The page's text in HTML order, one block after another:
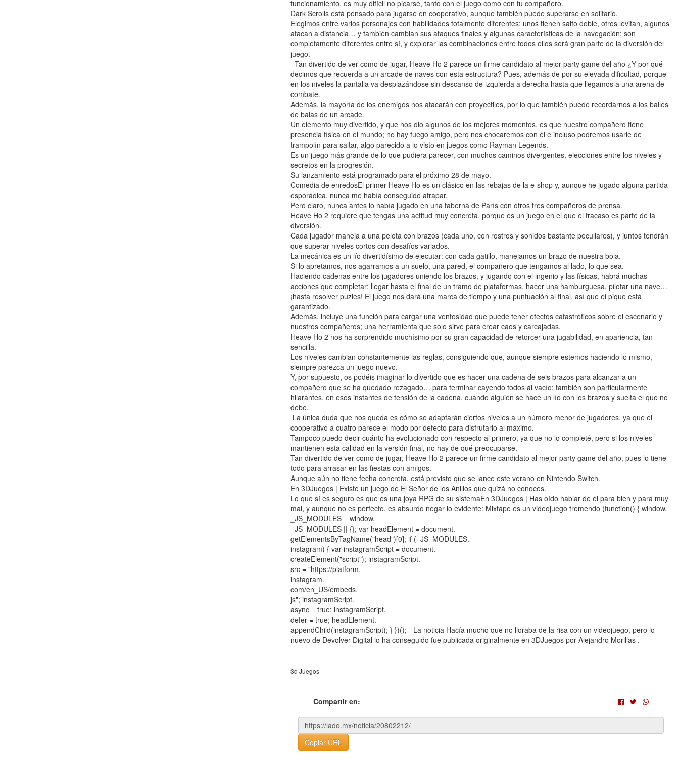
funcionamiento, es muy difícil no picarse, tanto con el juego como con tu compañero.
Dark Scrolls está pensado para jugarse en cooperativo, aunque también puede superarse en solitario.
Elegimos entre varios personajes con habilidades totalmente diferentes: unos tienen salto doble, otros levitan, algunos
atacan a distancia… y también cambian sus ataques finales y algunas características de la navegación; son
completamente diferentes entre sí, y explorar las combinaciones entre todos ellos será gran parte de la diversión del
juego.
Tan divertido de ver como de jugar, Heave Ho 2 parece un firme candidato al mejor party game del año ¿Y por qué
decimos que recuerda a un arcade de naves con esta estructura? Pues, además de por su elevada dificultad, porque
en los niveles la pantalla va desplazándose sin descanso de izquierda a derecha hasta que llegamos a una arena de
combate.
Además, la mayoría de los enemigos nos atacarán con proyectiles, por lo que también puede recordarnos a los bailes
de balas de un arcade.
Un elemento muy divertido, y que nos dio algunos de los mejores momentos, es que nuestro compañero tiene
presencia física en el mundo; no hay fuego amigo, pero nos chocaremos con él e incluso podremos usarle de
trampolín para saltar, algo parecido a lo visto en juegos como Rayman Legends.
Es un juego más grande de lo que pudiera parecer, con muchos caminos divergentes, elecciones entre los niveles y
secretos en la progresión.
Su lanzamiento está programado para el próximo 28 de mayo.
Comedia de enredosEl primer Heave Ho es un clásico en las rebajas de la e-shop y, aunque he jugado alguna partida
esporádica, nunca me había conseguido atrapar.
Pero claro, nunca antes lo había jugado en una taberna de París con otros tres compañeros de prensa.
Heave Ho 2 requiere que tengas una actitud muy concreta, porque es un juego en el que el fracaso es parte de la
diversión.
Cada jugador maneja a una pelota con brazos (cada uno, con rostros y sonidos bastante peculiares), y juntos tendrán
que superar niveles cortos con desafíos variados.
La mecánica es un lío divertidísimo de ejecutar: con cada gatillo, manejamos un brazo de nuestra bola.
Si lo apretamos, nos agarramos a un suelo, una pared, el compañero que tengamos al lado, lo que sea.
Haciendo cadenas entre los jugadores uniendo los brazos, y jugando con el ingenio y las físicas, habrá muchas
acciones que completar: llegar hasta el final de un tramo de plataformas, hacer una hamburguesa, pilotar una nave…
¡hasta resolver puzles! El juego nos dará una marca de tiempo y una puntuación al final, así que el pique está
garantizado.
Además, incluye una función para cargar una ventosidad que puede tener efectos catastróficos sobre el escenario y
nuestros compañeros; una herramienta que solo sirve para crear caos y carcajadas.
Heave Ho 2 nos ha sorprendido muchísimo por su gran capacidad de retorcer una jugabilidad, en apariencia, tan
sencilla.
Los niveles cambian constantemente las reglas, consiguiendo que, aunque siempre estemos haciendo lo mismo,
siempre parezca un juego nuevo.
Y, por supuesto, os podéis imaginar lo divertido que es hacer una cadena de seis brazos para alcanzar a un
compañero que se ha quedado rezagado… para terminar cayendo todos al vacío; también son particularmente
hilarantes, en esos instantes de tensión de la cadena, cuando alguien se hace un lío con los brazos y suelta el que no
debe.
La única duda que nos queda es cómo se adaptarán ciertos niveles a un número menor de jugadores, ya que el
cooperativo a cuatro parece el modo por defecto para disfrutarlo al máximo.
Tampoco puedo decir cuánto ha evolucionado con respecto al primero, ya que no lo completé, pero si los niveles
mantienen esta calidad en la versión final, no hay de qué preocuparse.
Tan divertido de ver como de jugar, Heave Ho 2 parece un firme candidato al mejor party game del año, pues lo tiene
todo para arrasar en las fiestas con amigos.
Aunque aún no tiene fecha concreta, está previsto que se lance este verano en Nintendo Switch.
En 3DJuegos | Existe un juego de El Señor de los Anillos que quizá no conoces.
Lo que sí es seguro es que es una joya RPG de su sistemaEn 3DJuegos | Has oído hablar de él para bien y para muy
mal, y aunque no es perfecto, es absurdo negar lo evidente: Mixtape es un videojuego tremendo (function() { window.
_JS_MODULES = window.
_JS_MODULES || {}; var headElement = document.
getElementsByTagName("head")[0]; if (_JS_MODULES.
instagram) { var instagramScript = document.
createElement("script"); instagramScript.
src = "https://platform.
instagram.
com/en_US/embeds.
js"; instagramScript.
async = true; instagramScript.
defer = true; headElement.
appendChild(instagramScript); } })(); - La noticia Hacía mucho que no lloraba de la risa con un videojuego, pero lo
nuevo de Devolver Digital lo ha conseguido fue publicada originalmente en 3DJuegos por Alejandro Morillas .
3d Juegos
Compartir en:
Copiar URL